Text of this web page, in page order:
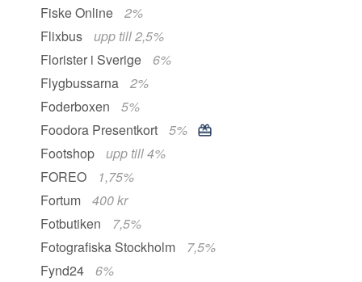
Fiske Online
2%
Flixbus
upp till 2,5%
Florister i Sverige
6%
Flygbussarna
2%
Foderboxen
5%
Foodora Presentkort
5%
Footshop
upp till 4%
FOREO
1,75%
Fortum
400 kr
Fotbutiken
7,5%
Fotografiska Stockholm
7,5%
Fynd24
6%